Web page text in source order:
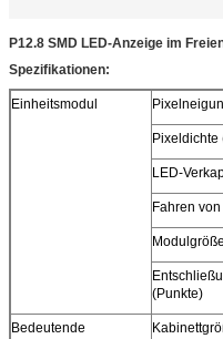
P12.8 SMD LED-Anzeige im
Spezifikationen:
Einheitsmodul
Pixeldichte
LED-
Fahren
(Punkte)
Bedeutende